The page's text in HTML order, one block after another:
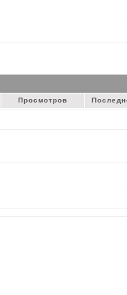
Просмотров